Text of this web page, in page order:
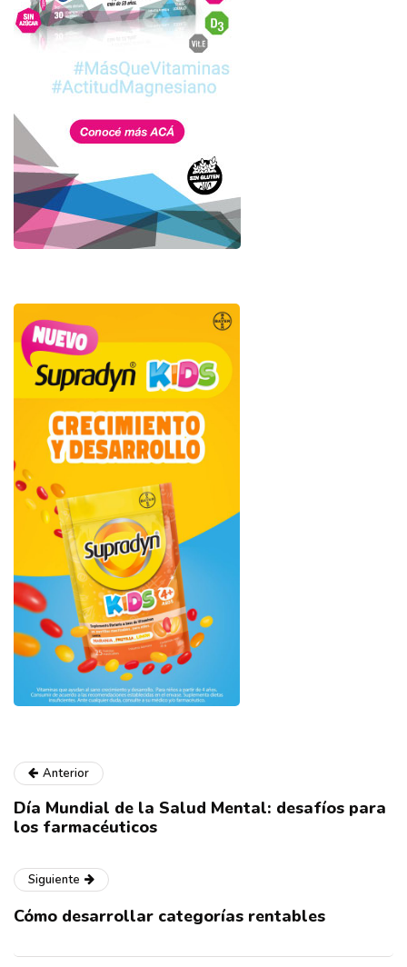
Anterior
Día Mundial de la Salud Mental: desafíos para
los farmacéuticos
Siguiente
Cómo desarrollar categorías rentables